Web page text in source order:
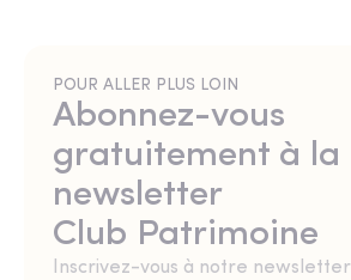
POUR ALLER PLUS LOIN
Abonnez-vous
gratuitement à la
newsletter
Club Patrimoine
Inscrivez-vous à notre newsletter